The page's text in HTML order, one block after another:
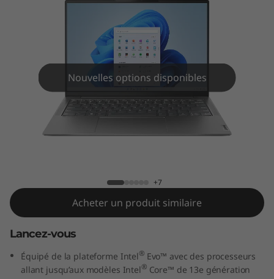
n
Nouvelles options disponibles
+7
Acheter un produit similaire
Lancez-vous
Équipé de la plateforme Intel® Evo™ avec des processeurs
allant jusqu’aux modèles Intel® Core™ de 13e génération